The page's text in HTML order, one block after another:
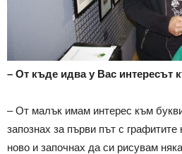
– От къде идва у Вас интересът
– От малък имам интерес към
запознах за първи път с
ново и започнах да си рисувам